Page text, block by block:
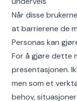
Når disse
at barrierene de
Personas kan
For å gjøre dette
presentasjonen.
men som et
behov,